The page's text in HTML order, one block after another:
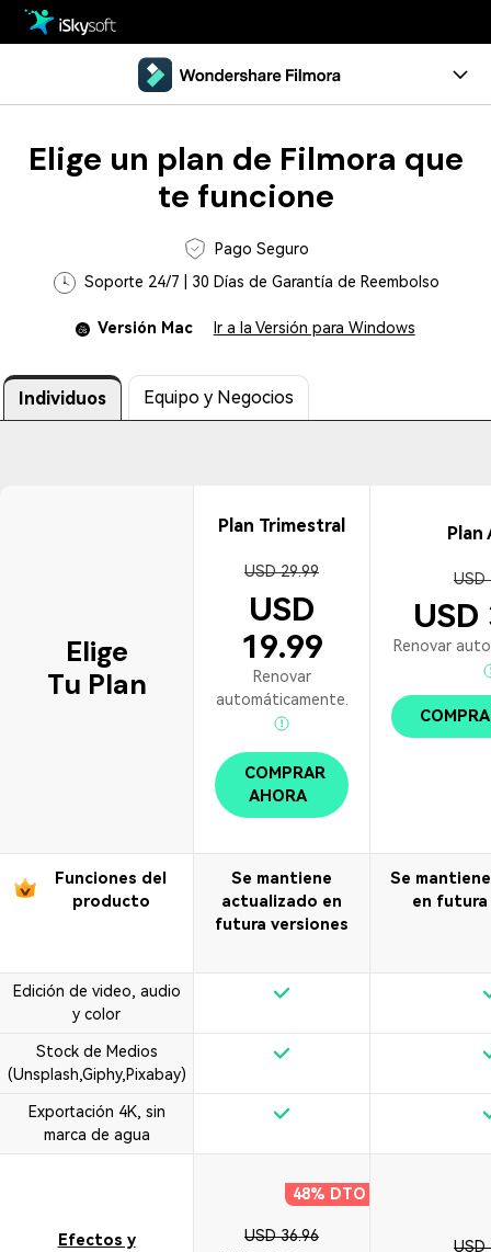
Oficina
Utilidad
Diseño
Centro de Descarga
Soporte
Comentarios
Recursos
Programa de Edición de Video
• Editar Videos con Móviles
• Efectos Especiales
• Combinar Videos
• Crear Memes
• Añadir Emojis
Videos de Redes Sociales
• TikTok Video
• Facebook Video
Más Recursos
Pruébalo Gratis Comprar
Elige un plan de Filmora que
te funcione
Pago Seguro
Soporte 24/7 | 30 Días de Garantía de Reembolso
Versión Mac Ir a la Versión para Windows
Individuos Equipo y Negocios
Elige
Tu Plan
Plan Trimestral
USD 29.99
USD
19.99
Renovar
automáticamente.
COMPRAR
AHORA
Plan
USD
USD
Renovar
Funciones del
producto
Se mantiene
actualizado en
futura versiones
Se
en futura
Edición de video, audio
y color
Stock de Medios
(Unsplash,Giphy,Pixabay)
Exportación 4K, sin
marca de agua
Efectos y
48% DTO
USD 36.96
USD